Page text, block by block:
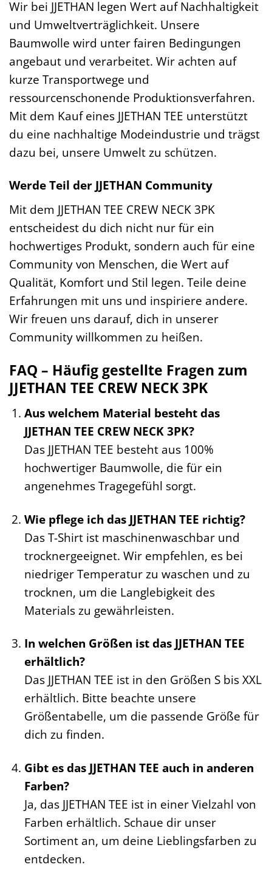
Wir bei JJETHAN legen Wert auf Nachhaltigkeit
und Umweltverträglichkeit. Unsere
Baumwolle wird unter fairen Bedingungen
angebaut und verarbeitet. Wir achten auf
kurze Transportwege und
ressourcenschonende Produktionsverfahren.
Mit dem Kauf eines JJETHAN TEE unterstützt
du eine nachhaltige Modeindustrie und trägst
dazu bei, unsere Umwelt zu schützen.
Werde Teil der JJETHAN Community
Mit dem JJETHAN TEE CREW NECK 3PK
entscheidest du dich nicht nur für ein
hochwertiges Produkt, sondern auch für eine
Community von Menschen, die Wert auf
Qualität, Komfort und Stil legen. Teile deine
Erfahrungen mit uns und inspiriere andere.
Wir freuen uns darauf, dich in unserer
Community willkommen zu heißen.
FAQ – Häufig gestellte Fragen zum
JJETHAN TEE CREW NECK 3PK
Aus welchem Material besteht das
JJETHAN TEE CREW NECK 3PK?
Das JJETHAN TEE besteht aus 100%
hochwertiger Baumwolle, die für ein
angenehmes Tragegefühl sorgt.
Wie pflege ich das JJETHAN TEE richtig?
Das T-Shirt ist maschinenwaschbar und
trocknergeeignet. Wir empfehlen, es bei
niedriger Temperatur zu waschen und zu
trocknen, um die Langlebigkeit des
Materials zu gewährleisten.
In welchen Größen ist das JJETHAN TEE
erhältlich?
Das JJETHAN TEE ist in den Größen S bis XXL
erhältlich. Bitte beachte unsere
Größentabelle, um die passende Größe für
dich zu finden.
Gibt es das JJETHAN TEE auch in anderen
Farben?
Ja, das JJETHAN TEE ist in einer Vielzahl von
Farben erhältlich. Schaue dir unser
Sortiment an, um deine Lieblingsfarben zu
entdecken.